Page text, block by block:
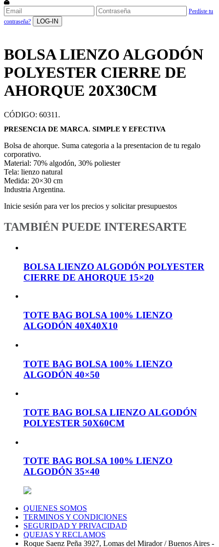
Perdíste tu
contraseña?
LOG-IN
BOLSA LIENZO ALGODÓN
POLYESTER CIERRE DE
AHORQUE 20X30CM
CÓDIGO: 60311 .
PRESENCIA DE MARCA. SIMPLE Y EFECTIVA
Bolsa de ahorque. Suma categoria a la presentacion de tu regalo
corporativo.
Material: 70% algodón, 30% poliester
Tela: lienzo natural
Medida: 20×30 cm
Industria Argentina.
Inicie sesión para ver los precios y solicitar presupuestos
TAMBIÉN PUEDE INTERESARTE
BOLSA LIENZO ALGODÓN POLYESTER
CIERRE DE AHORQUE 15×20
TOTE BAG BOLSA 100% LIENZO
ALGODÓN 40X40X10
TOTE BAG BOLSA 100% LIENZO
ALGODÓN 40×50
TOTE BAG BOLSA LIENZO ALGODÓN
POLYESTER 50X60CM
TOTE BAG BOLSA 100% LIENZO
ALGODÓN 35×40
QUIENES SOMOS
TERMINOS Y CONDICIONES
SEGURIDAD Y PRIVACIDAD
QUEJAS Y RECLAMOS
Roque Saenz Peña 3927, Lomas del Mirador / Buenos Aires -